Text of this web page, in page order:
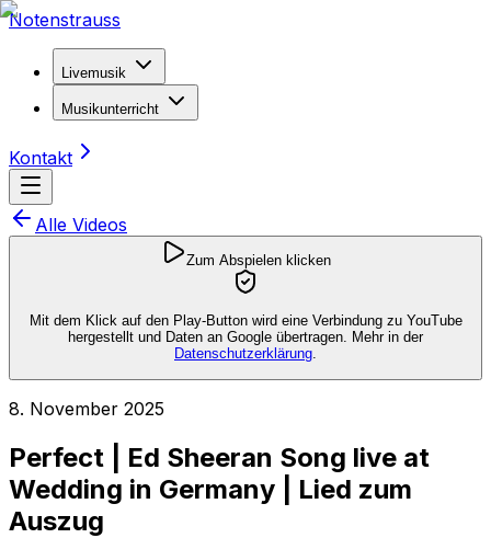
Notenstrauss
Livemusik
Musikunterricht
Kontakt
Alle Videos
Zum Abspielen klicken
Mit dem Klick auf den Play-Button wird eine Verbindung zu YouTube
hergestellt und Daten an Google übertragen. Mehr in der
Datenschutzerklärung.
8. November 2025
Perfect | Ed Sheeran Song live at
Wedding in Germany | Lied zum
Auszug